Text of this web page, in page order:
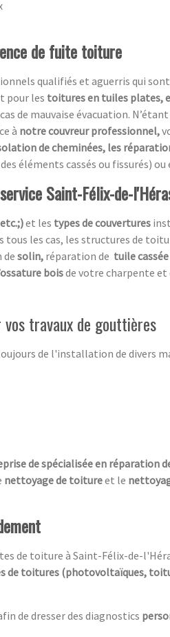
de fuite toiture
qualifiés et aguerris qui
pour les toitures en tuiles plates,
de mauvaise évacuation.
à notre couvreur professionnel,
de cheminées, les
éléments cassés ou fissurés) ou
Saint-Félix-de-
et les types de couvertures
tous les cas, les structures de
solin, réparation de tuile cassée
boisde votre charpente et
travaux de gouttières
de l'installation de divers
de spécialisée en réparation
nettoyage de toitureet le
de toiture à Saint-Félix-de-
de toitures (photovoltaïques,
de dresser des diagnostics